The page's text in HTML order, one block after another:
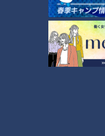
生家が祇園の老舗割烹であ
範演技のようにピタリと静
際立った特徴の一つだが、
下に生まれたか」と言う。